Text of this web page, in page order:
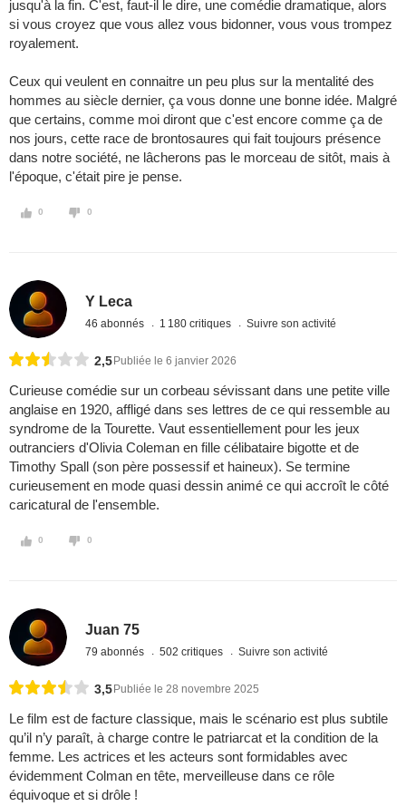
jusqu'à la fin. C'est, faut-il le dire, une comédie dramatique, alors
si vous croyez que vous allez vous bidonner, vous vous trompez
royalement.
Ceux qui veulent en connaitre un peu plus sur la mentalité des
hommes au siècle dernier, ça vous donne une bonne idée. Malgré
que certains, comme moi diront que c'est encore comme ça de
nos jours, cette race de brontosaures qui fait toujours présence
dans notre société, ne lâcherons pas le morceau de sitôt, mais à
l'époque, c'était pire je pense.
0 0
Y Leca
46 abonnés 1 180 critiques Suivre son activité
2,5 Publiée le 6 janvier 2026
Curieuse comédie sur un corbeau sévissant dans une petite ville
anglaise en 1920, affligé dans ses lettres de ce qui ressemble au
syndrome de la Tourette. Vaut essentiellement pour les jeux
outranciers d'Olivia Coleman en fille célibataire bigotte et de
Timothy Spall (son père possessif et haineux). Se termine
curieusement en mode quasi dessin animé ce qui accroît le côté
caricatural de l'ensemble.
0 0
Juan 75
79 abonnés 502 critiques Suivre son activité
3,5 Publiée le 28 novembre 2025
Le film est de facture classique, mais le scénario est plus subtile
qu’il n’y paraît, à charge contre le patriarcat et la condition de la
femme. Les actrices et les acteurs sont formidables avec
évidemment Colman en tête, merveilleuse dans ce rôle
équivoque et si drôle !